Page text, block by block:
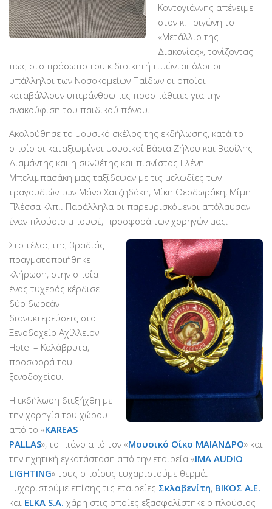
Κοντογιάννης απένειμε
στον κ. Τριγώνη το
«Μετάλλιο της
Διακονίας», τονίζοντας
πως στο πρόσωπο του κ.διοικητή τιμώνται όλοι οι
υπάλληλοι των Νοσοκομείων Παίδων οι οποίοι
καταβάλλουν υπεράνθρωπες προσπάθειες για την
ανακούφιση του παιδικού πόνου.
Ακολούθησε το μουσικό σκέλος της εκδήλωσης, κατά το
οποίο οι καταξιωμένοι μουσικοί Βάσια Ζήλου και Βασίλης
Διαμάντης και η συνθέτης και πιανίστας Ελένη
Μπελιμπασάκη μας ταξίδεψαν με τις μελωδίες των
τραγουδιών των Μάνο Χατζηδάκη, Μίκη Θεοδωράκη, Μίμη
Πλέσσα κλπ.. Παράλληλα οι παρευρισκόμενοι απόλαυσαν
έναν πλούσιο μπουφέ, προσφορά των χορηγών μας.
Στο τέλος της βραδιάς
πραγματοποιήθηκε
κλήρωση, στην οποία
ένας τυχερός κέρδισε
δύο δωρεάν
διανυκτερεύσεις στο
Ξενοδοχείο Αχίλλειον
Hotel – Καλάβρυτα,
προσφορά του
ξενοδοχείου.
Η εκδήλωση διεξήχθη με
την χορηγία του χώρου
από το «KAREAS
PALLAS», το πιάνο από τον «Μουσικό Οίκο ΜΑΙΑΝΔΡΟ» και
την ηχητική εγκατάσταση από την εταιρεία «ΙΜΑ AUDIO
LIGHTING» τους οποίους ευχαριστούμε θερμά.
Ευχαριστούμε επίσης τις εταιρείες Σκλαβενίτη, ΒΙΚΟΣ Α.Ε.
και ELKA S.A. χάρη στις οποίες εξασφαλίστηκε ο πλούσιος